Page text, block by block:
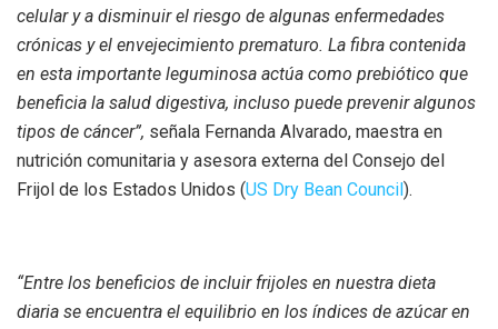
celular y a disminuir el riesgo de algunas enfermedades
crónicas y el envejecimiento prematuro. La fibra contenida
en esta importante leguminosa actúa como prebiótico que
beneficia la salud digestiva, incluso puede prevenir algunos
tipos de cáncer”, señala Fernanda Alvarado, maestra en
nutrición comunitaria y asesora externa del Consejo del
Frijol de los Estados Unidos (US Dry Bean Council).
“Entre los beneficios de incluir frijoles en nuestra dieta
diaria se encuentra el equilibrio en los índices de azúcar en